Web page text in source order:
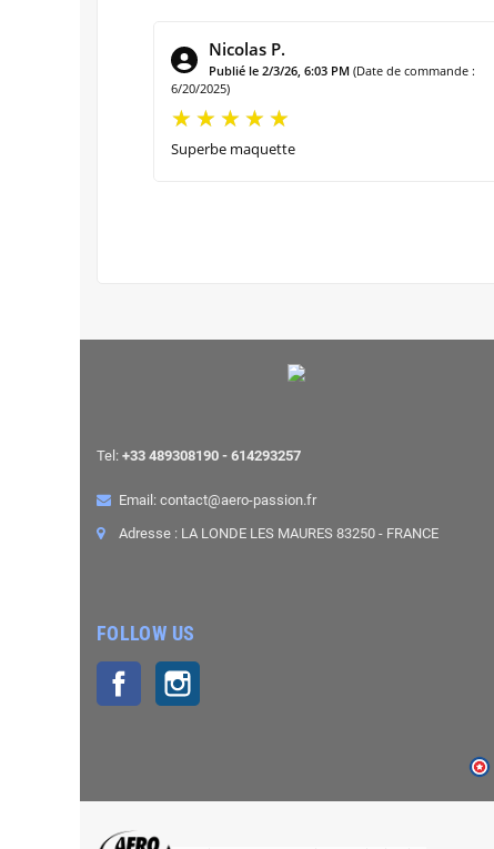
Nicolas P.
Publié le 2/3/26, 6:03 PM (Date de commande :
6/20/2025)
Superbe maquette
Tel: +33 489308190 - 614293257
Email: contact@aero-passion.fr
Adresse : LA LONDE LES MAURES 83250 - FRANCE
FOLLOW US
Facebook